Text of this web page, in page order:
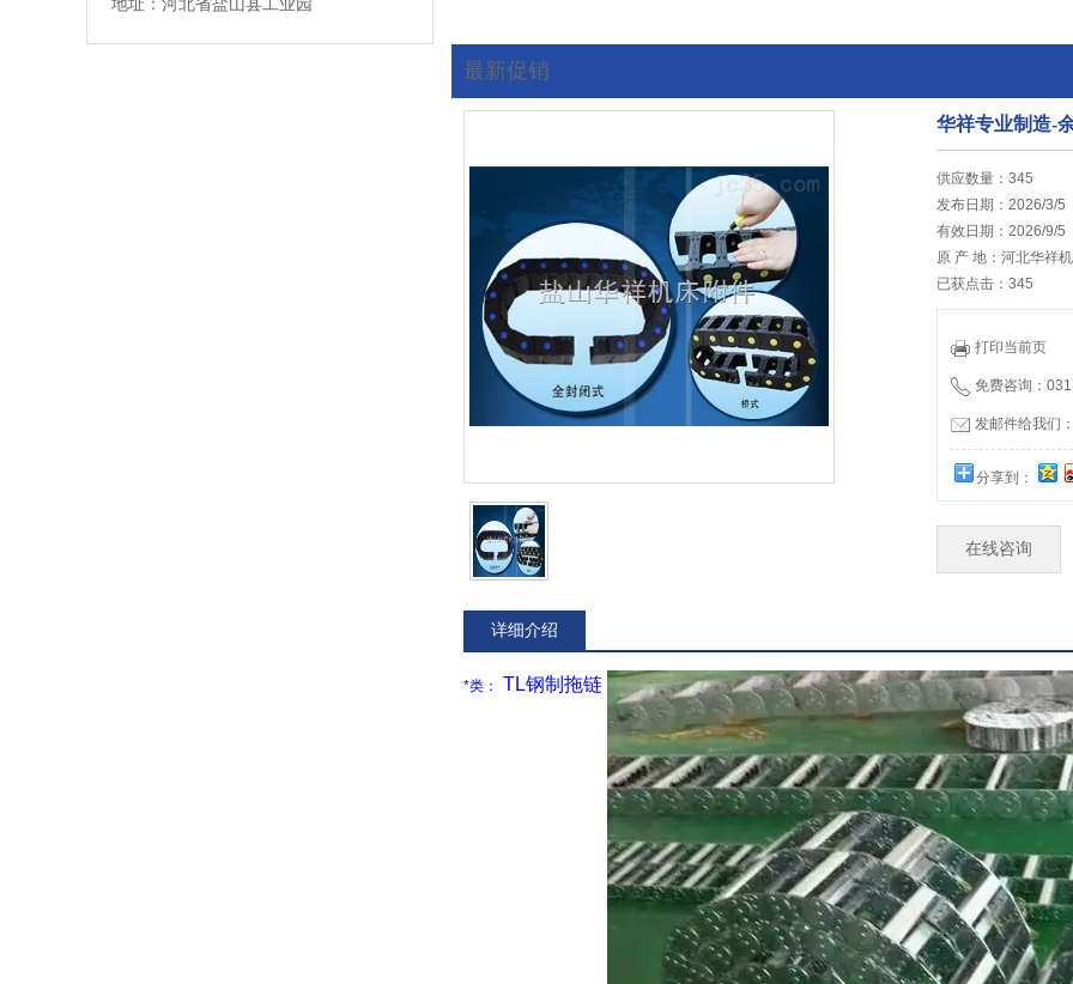
最新促销
华祥专业制造-
供应数量：345
发布日期：2026/3/5
有效日期：2026/9/5
原 产 地：河北华祥
已获点击：345
打印当前页
免费咨询：
发邮件给我们
分享到：
在线咨询
详细介绍
*类： TL钢制拖链